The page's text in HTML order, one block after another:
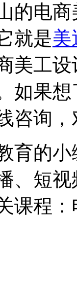
的电
就是美
美工
如果
咨询
育的
、短
课程：